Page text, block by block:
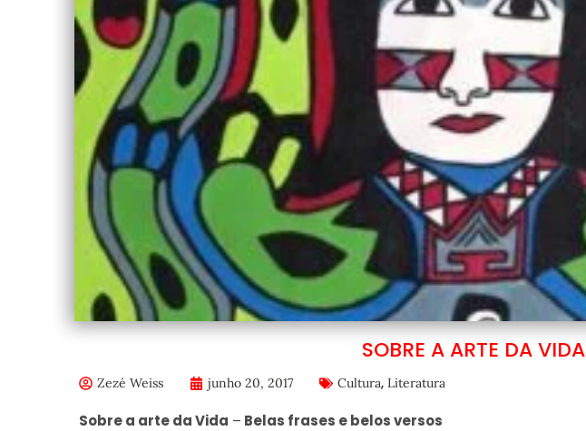
SOBRE A ARTE DA VIDA
Zezé Weiss junho 20, 2017 Cultura, Literatura
Sobre a arte da Vida – Belas frases e belos versos